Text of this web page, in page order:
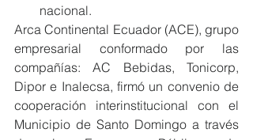
nacional.
Arca Continental Ecuador (ACE), grupo
empresarial conformado por las
compañías: AC Bebidas, Tonicorp,
Dipor e Inalecsa, firmó un convenio de
cooperación interinstitucional con el
Municipio de Santo Domingo a través